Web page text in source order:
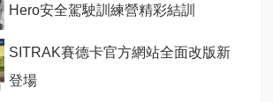
Hero安全駕駛訓練營精彩結訓
SITRAK賽德卡官方網站全面改版新
登場